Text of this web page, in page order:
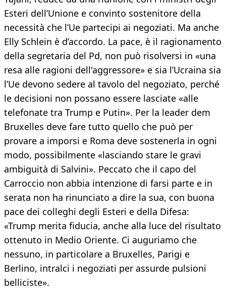
Esteri dell’Unione e convinto sostenitore della
necessità che l’Ue partecipi ai negoziati. Ma anche
Elly Schlein è d’accordo. La pace, è il ragionamento
della segretaria del Pd, non può risolversi in «una
resa alle ragioni dell'aggressore» e sia l’Ucraina sia
l’Ue devono sedere al tavolo del negoziato, perché
le decisioni non possano essere lasciate «alle
telefonate tra Trump e Putin». Per la leader dem
Bruxelles deve fare tutto quello che può per
provare a imporsi e Roma deve sostenerla in ogni
modo, possibilmente «lasciando stare le gravi
ambiguità di Salvini». Peccato che il capo del
Carroccio non abbia intenzione di farsi parte e in
serata non ha rinunciato a dire la sua, con buona
pace dei colleghi degli Esteri e della Difesa:
«Trump merita fiducia, anche alla luce del risultato
ottenuto in Medio Oriente. Ci auguriamo che
nessuno, in particolare a Bruxelles, Parigi e
Berlino, intralci i negoziati per assurde pulsioni
belliciste».